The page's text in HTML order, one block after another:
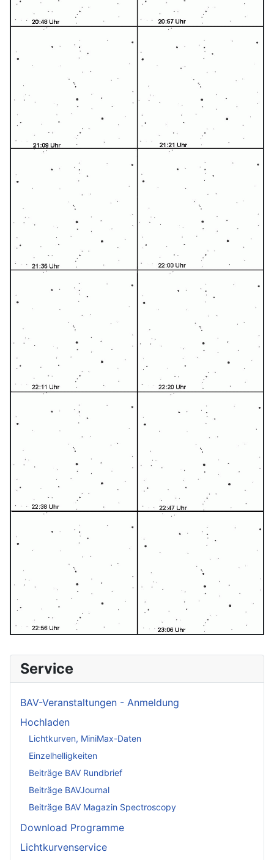
Service
BAV-Veranstaltungen - Anmeldung
Hochladen
Lichtkurven, MiniMax-Daten
Einzelhelligkeiten
Beiträge BAV Rundbrief
Beiträge BAVJournal
Beiträge BAV Magazin Spectroscopy
Download Programme
Lichtkurvenservice